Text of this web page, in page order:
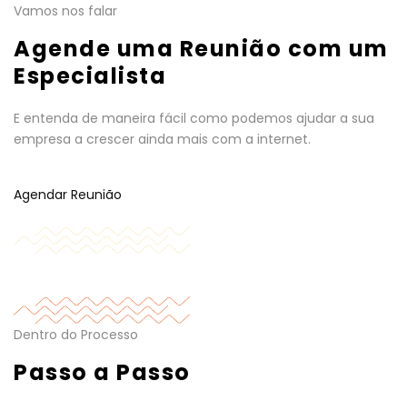
Vamos nos falar
Agende uma Reunião com um
Especialista
E entenda de maneira fácil como podemos ajudar a sua
empresa a crescer ainda mais com a internet.
Agendar Reunião
Dentro do Processo
Passo a Passo